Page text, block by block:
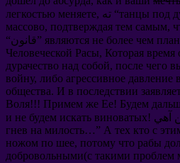
легкостью меняете
, ته “танцы под
массово, подтверждая тем самым,
“قانون” являются не более чем
Человеческой Расы, Которая время
дурачество над собой, после чего
войну, либо агрессивное давление
общества. И в последствии
Воля!!! Примем же Ее! Будем
и не будем искать виноватых
гнев на милость…” А тех кто с
ножом по шее, потому что рабы
добровольными(с такими проблем